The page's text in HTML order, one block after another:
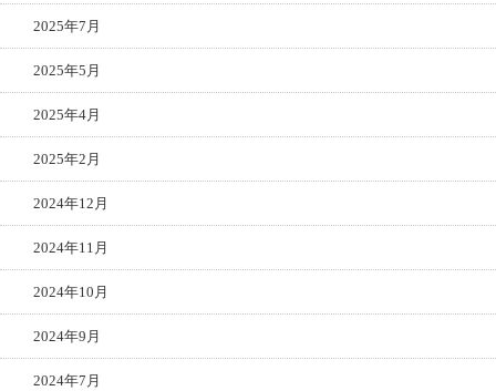
2025年7月
2025年5月
2025年4月
2025年2月
2024年12月
2024年11月
2024年10月
2024年9月
2024年7月